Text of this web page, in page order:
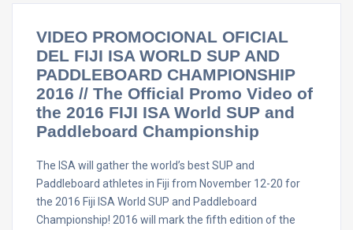
VIDEO PROMOCIONAL OFICIAL
DEL FIJI ISA WORLD SUP AND
PADDLEBOARD CHAMPIONSHIP
2016 // The Official Promo Video of
the 2016 FIJI ISA World SUP and
Paddleboard Championship
The ISA will gather the world’s best SUP and
Paddleboard athletes in Fiji from November 12-20 for
the 2016 Fiji ISA World SUP and Paddleboard
Championship! 2016 will mark the fifth edition of the